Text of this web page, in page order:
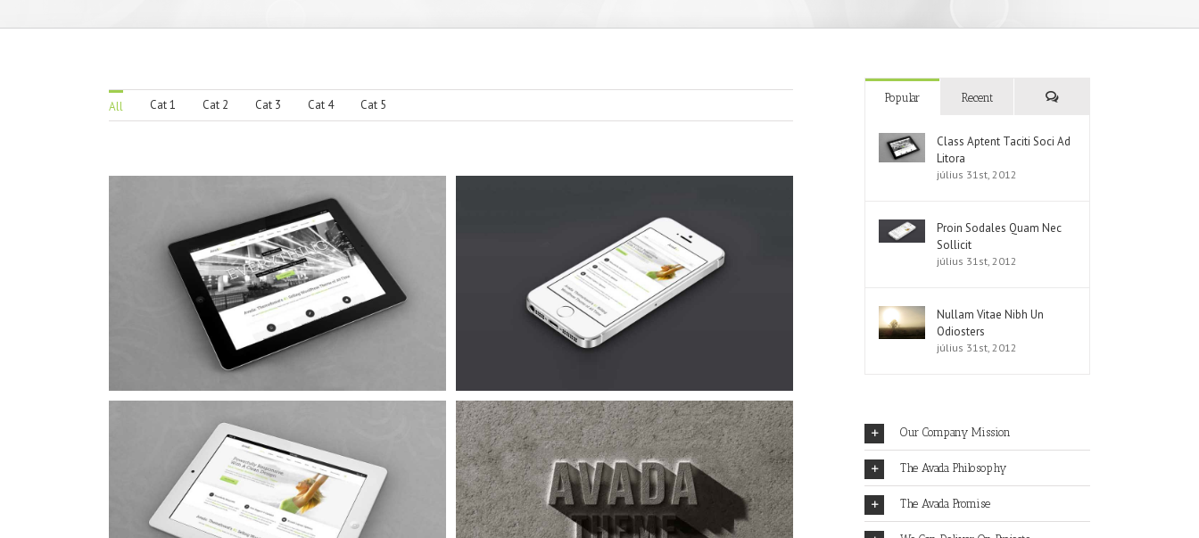
All Cat 1 Cat 2 Cat 3 Cat 4 Cat 5
Mauris Fringilla Voluts
Cat 1 Cat 2 Cat 3
Nam Viverra Euismod
Popular Recent
Class Aptent Taciti Soci Ad
Litora
július 31st, 2012
Proin Sodales Quam Nec
Sollicit
július 31st, 2012
Nullam Vitae Nibh Un
Odiosters
július 31st, 2012
Our Company Mission
The Avada Philosophy
The Avada Promise